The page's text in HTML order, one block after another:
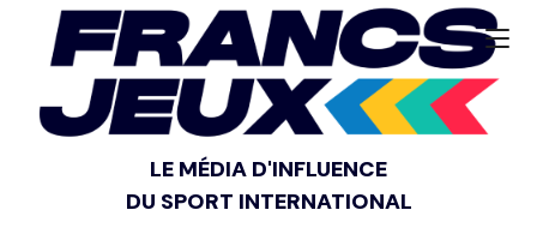
LE MÉDIA D'INFLUENCE
DU SPORT INTERNATIONAL